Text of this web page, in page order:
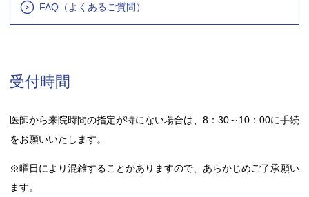
FAQ（よくあるご質問）
受付時間
医師から来院時間の指定が特にない場合は、8：30～10：00に手続
をお願いいたします。
※曜日により混雑することがありますので、あらかじめご了承願い
ます。